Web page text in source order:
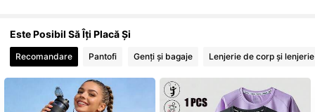
Este Posibil Să Îți Placă Și
Recomandare Pantofi Genți și bagaje Lenjerie de corp și